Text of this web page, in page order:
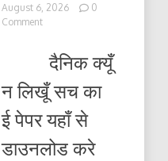
August 6, 2026
0
Commenton
सच
07.08.2026
ई-
पेपर
यहाँ
दैनिक क्यूँ
न लिखूँ सच का
ई पेपर यहाँ से
डाउनलोड करे